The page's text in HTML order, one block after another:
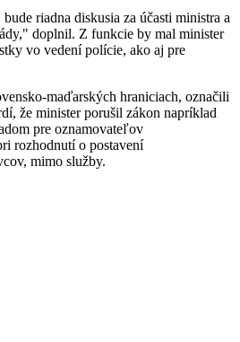
riadna diskusia za účasti ministra a
doplnil. Z funkcie by mal minister
vo vedení polície, ako aj pre
maďarských hraniciach, označili
že minister porušil zákon napríklad
pre oznamovateľov
rozhodnutí o postavení
mimo služby.